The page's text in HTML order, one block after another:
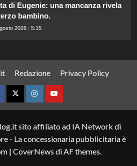
di Eugenie: una mancanza rivela
bambino.
2026 : 5:15
Redazione Privacy Policy
TwitterInstagramYouTube
sito affiliato ad IA Network di
- La concessionaria pubblicitaria è
| CoverNews di AF themes.